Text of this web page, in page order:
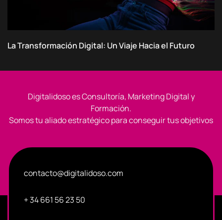
La Transformación Digital: Un Viaje Hacia el Futuro
Digitalidoso es Consultoría, Marketing Digital y
Formación.
Somos tu aliado estratégico para conseguir tus objetivos
contacto@digitalidoso.com
+ 34 661 56 23 50